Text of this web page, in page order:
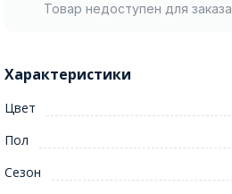
Товар недоступен для заказа
Характеристики
Цвет
Пол
Сезон